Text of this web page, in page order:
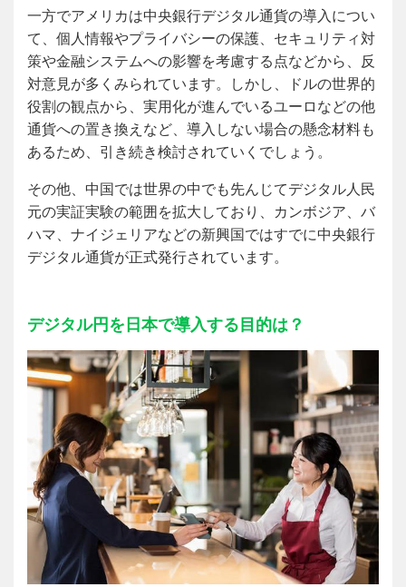
一方でアメリカは中央銀行デジタル通貨の導入につい
て、個人情報やプライバシーの保護、セキュリティ対
策や金融システムへの影響を考慮する点などから、反
対意見が多くみられています。しかし、ドルの世界的
役割の観点から、実用化が進んでいるユーロなどの他
通貨への置き換えなど、導入しない場合の懸念材料も
あるため、引き続き検討されていくでしょう。
その他、中国では世界の中でも先んじてデジタル人民
元の実証実験の範囲を拡大しており、カンボジア、バ
ハマ、ナイジェリアなどの新興国ではすでに中央銀行
デジタル通貨が正式発行されています。
デジタル円を日本で導入する目的は？